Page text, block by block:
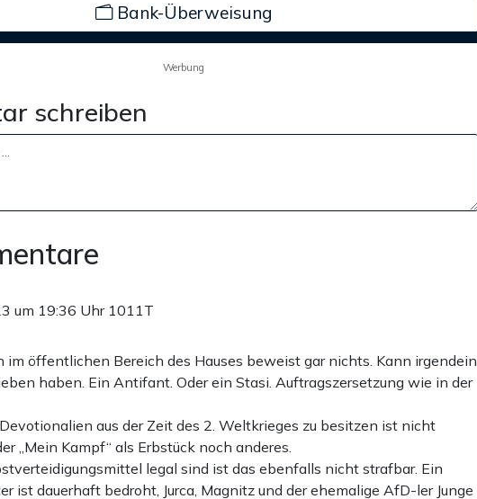
Bank-Überweisung
Werbung
schreiben
um 19:36 Uhr 1011T
im öffentlichen Bereich des Hauses beweist gar nichts. Kann irgendein
haben. Ein Antifant. Oder ein Stasi. Auftragszersetzung wie in der
aus der Zeit des 2. Weltkrieges zu besitzen ist nicht
„Mein Kampf“ als Erbstück noch anderes.
legal sind ist das ebenfalls nicht strafbar. Ein
ist dauerhaft bedroht, Jurca, Magnitz und der ehemalige AfD-ler Junge